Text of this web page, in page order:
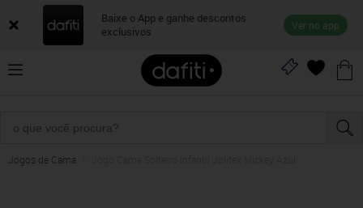
Baixe o App e ganhe descontos
exclusivos
Ver no app
Jogos de Cama